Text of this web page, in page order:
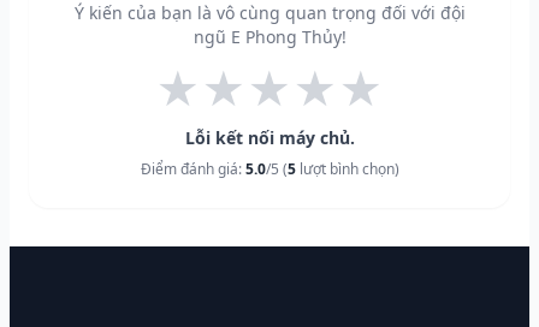
Ý kiến của bạn là vô cùng quan trọng đối với đội
ngũ E Phong Thủy!
★★★★★
Lỗi kết nối máy chủ.
Điểm đánh giá:5.0/5 (5lượt bình chọn)